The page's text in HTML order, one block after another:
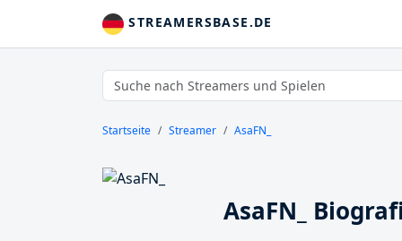
STREAMERSBASE.DE
Startseite Streamer AsaFN_
AsaFN_